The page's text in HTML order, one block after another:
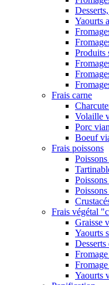
Yaourts
Produits
Frais carne
Volaille
Porc
Boeuf
Frais poissons
Frais végétal
Graisse
Yaourts
Desserts
Yaourts